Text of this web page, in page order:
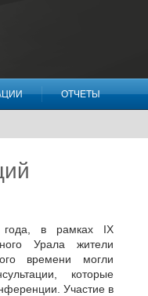
ОТЧЕТЫ
в рамках IX
Урала жители
времени могли
которые
Участие в